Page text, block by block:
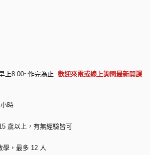
上8:00~作完為止 歡迎來電或線上詢問最新開課
時
歲以上，有無經驗皆可
學，最多 12 人